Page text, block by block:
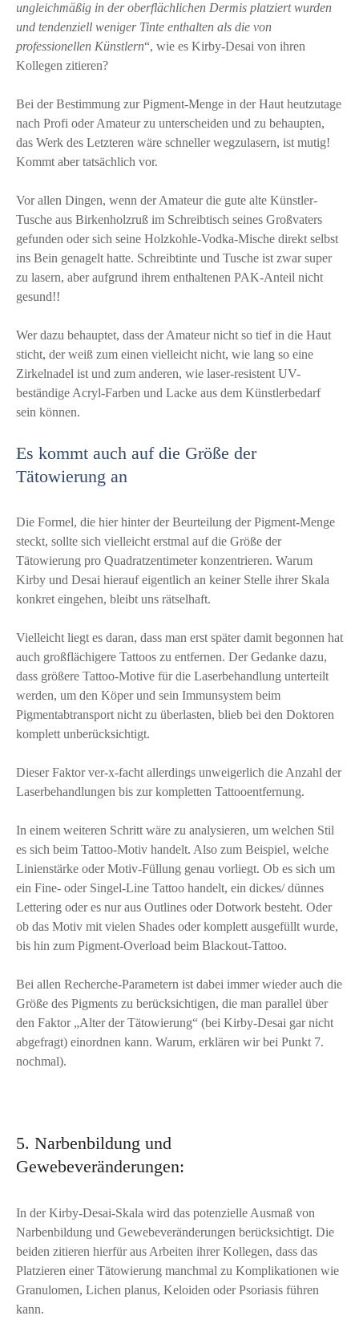
ungleichmäßig in der oberflächlichen Dermis platziert wurden
und tendenziell weniger Tinte enthalten als die von
professionellen Künstlern“, wie es Kirby-Desai von ihren
Kollegen zitieren?
Bei der Bestimmung zur Pigment-Menge in der Haut heutzutage
nach Profi oder Amateur zu unterscheiden und zu behaupten,
das Werk des Letzteren wäre schneller wegzulasern, ist mutig!
Kommt aber tatsächlich vor.
Vor allen Dingen, wenn der Amateur die gute alte Künstler-
Tusche aus Birkenholzruß im Schreibtisch seines Großvaters
gefunden oder sich seine Holzkohle-Vodka-Mische direkt selbst
ins Bein genagelt hatte. Schreibtinte und Tusche ist zwar super
zu lasern, aber aufgrund ihrem enthaltenen PAK-Anteil nicht
gesund!!
Wer dazu behauptet, dass der Amateur nicht so tief in die Haut
sticht, der weiß zum einen vielleicht nicht, wie lang so eine
Zirkelnadel ist und zum anderen, wie laser-resistent UV-
beständige Acryl-Farben und Lacke aus dem Künstlerbedarf
sein können.
Es kommt auch auf die Größe der
Tätowierung an
Die Formel, die hier hinter der Beurteilung der Pigment-Menge
steckt, sollte sich vielleicht erstmal auf die Größe der
Tätowierung pro Quadratzentimeter konzentrieren. Warum
Kirby und Desai hierauf eigentlich an keiner Stelle ihrer Skala
konkret eingehen, bleibt uns rätselhaft.
Vielleicht liegt es daran, dass man erst später damit begonnen hat
auch großflächigere Tattoos zu entfernen. Der Gedanke dazu,
dass größere Tattoo-Motive für die Laserbehandlung unterteilt
werden, um den Köper und sein Immunsystem beim
Pigmentabtransport nicht zu überlasten, blieb bei den Doktoren
komplett unberücksichtigt.
Dieser Faktor ver-x-facht allerdings unweigerlich die Anzahl der
Laserbehandlungen bis zur kompletten Tattooentfernung.
In einem weiteren Schritt wäre zu analysieren, um welchen Stil
es sich beim Tattoo-Motiv handelt. Also zum Beispiel, welche
Linienstärke oder Motiv-Füllung genau vorliegt. Ob es sich um
ein Fine- oder Singel-Line Tattoo handelt, ein dickes/ dünnes
Lettering oder es nur aus Outlines oder Dotwork besteht. Oder
ob das Motiv mit vielen Shades oder komplett ausgefüllt wurde,
bis hin zum Pigment-Overload beim Blackout-Tattoo.
Bei allen Recherche-Parametern ist dabei immer wieder auch die
Größe des Pigments zu berücksichtigen, die man parallel über
den Faktor „Alter der Tätowierung“ (bei Kirby-Desai gar nicht
abgefragt) einordnen kann. Warum, erklären wir bei Punkt 7.
nochmal).
5. Narbenbildung und
Gewebeveränderungen:
In der Kirby-Desai-Skala wird das potenzielle Ausmaß von
Narbenbildung und Gewebeveränderungen berücksichtigt. Die
beiden zitieren hierfür aus Arbeiten ihrer Kollegen, dass das
Platzieren einer Tätowierung manchmal zu Komplikationen wie
Granulomen, Lichen planus, Keloiden oder Psoriasis führen
kann.